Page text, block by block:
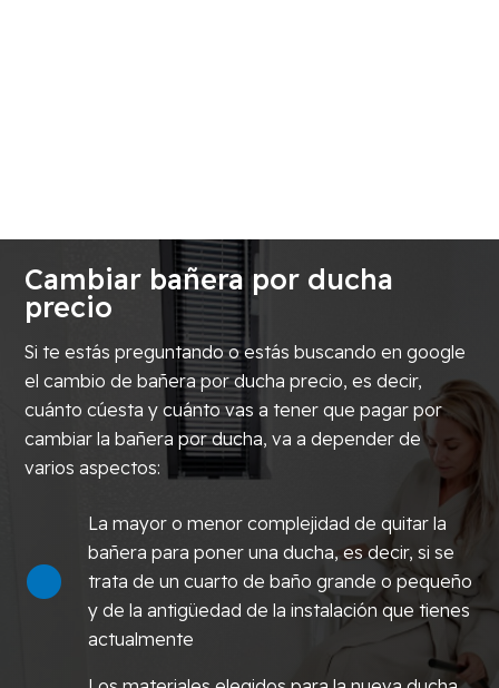
Cambiar bañera por ducha
precio
Si te estás preguntando o estás buscando en google
el cambio de bañera por ducha precio, es decir,
cuánto cúesta y cuánto vas a tener que pagar por
cambiar la bañera por ducha, va a depender de
varios aspectos:
La mayor o menor complejidad de quitar la
bañera para poner una ducha, es decir, si se
trata de un cuarto de baño grande o pequeño
y de la antigüedad de la instalación que tienes
actualmente